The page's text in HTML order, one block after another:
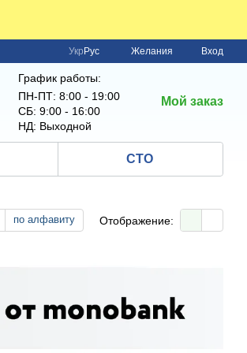
Укр Рус Желания Вход
График работы:
ПН-ПТ: 8:00 - 19:00
СБ: 9:00 - 16:00
НД: Выходной
Мой заказ
СТО
по алфавиту Отображение: